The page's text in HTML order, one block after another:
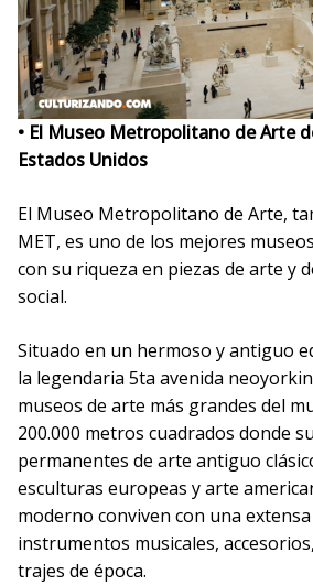
• El Museo Metropolitano de Arte
Estados Unidos
El Museo Metropolitano de Arte,
MET, es uno de los mejores
con su riqueza en piezas de arte y
social.
Situado en un hermoso y antiguo
la legendaria 5ta avenida
museos de arte más grandes del
200.000 metros cuadrados donde
permanentes de arte antiguo
esculturas europeas y arte
moderno conviven con una
instrumentos musicales,
trajes de época.